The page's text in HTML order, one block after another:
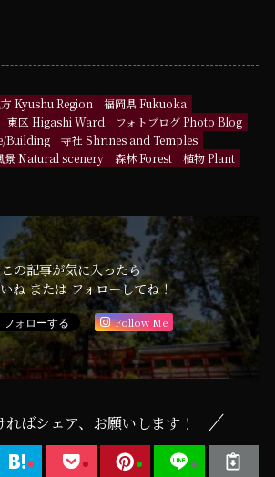
Kyushu Region
福岡県 Fukuoka
東区 Higashi Ward
フォトブログ Photo Blog
Building
寺社 Shrines and Temples
景 Natural scenery 森林 Forest
植物 Plant
この記事が気に入ったら
ね または フォローしてね！
Follow Me
ればシェア、お願いします！